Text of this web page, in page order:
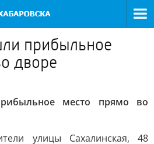
прибыльное
дворе
место прямо во
улицы Сахалинская, 48